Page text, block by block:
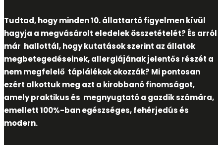
Tudtad, hogy minden 10. állattartó figyelmen kívül
hagyja a megvásárolt eledelek összetételét? És arról
már hallottál, hogy kutatások szerint az állatok
megbetegedéseinek, allergiájának jelentős részét a
nem megfelelő táplálékok okozzák? Mi pontosan
ezért alkottuk meg azt a kirobbanófinomságot,
amely praktikus és megnyugtató a gazdik számára,
emellett 100%-ban egészséges, fehérjedús és
modern.